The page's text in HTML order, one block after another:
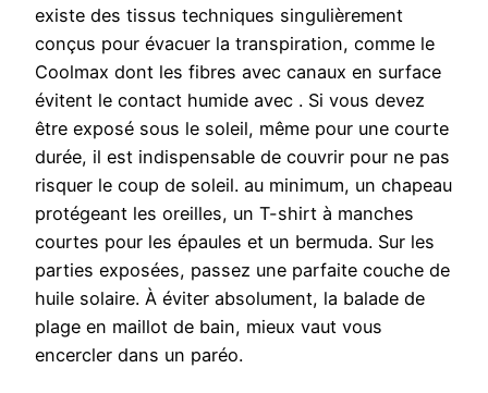
existe des tissus techniques singulièrement
conçus pour évacuer la transpiration, comme le
Coolmax dont les fibres avec canaux en surface
évitent le contact humide avec . Si vous devez
être exposé sous le soleil, même pour une courte
durée, il est indispensable de couvrir pour ne pas
risquer le coup de soleil. au minimum, un chapeau
protégeant les oreilles, un T-shirt à manches
courtes pour les épaules et un bermuda. Sur les
parties exposées, passez une parfaite couche de
huile solaire. À éviter absolument, la balade de
plage en maillot de bain, mieux vaut vous
encercler dans un paréo.